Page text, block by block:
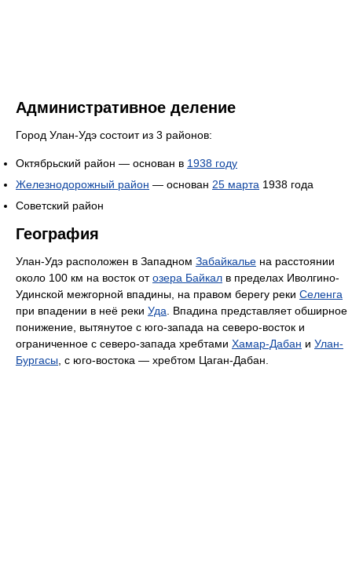
Административное деление
Город Улан-Удэ состоит из 3 районов:
Октябрьский район — основан в 1938 году
Железнодорожный район — основан 25 марта 1938 года
Советский район
География
Улан-Удэ расположен в Западном Забайкалье на расстоянии
около 100 км на восток отозера Байкал в пределах Иволгино-
Удинской межгорной впадины, на правом берегу реки Селенга
при впадении в неё реки Уда. Впадина представляет обширное
понижение, вытянутое с юго-запада на северо-восток и
ограниченное с северо-запада хребтами Хамар-Дабан и Улан-
Бургасы, с юго-востока — хребтом Цаган-Дабан.